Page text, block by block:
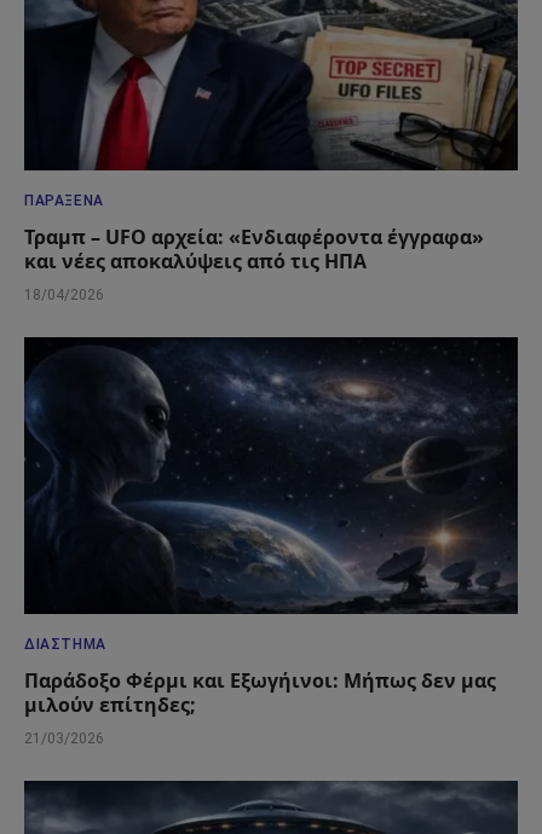
ΠΑΡΆΞΕΝΑ
Τραμπ – UFO αρχεία: «Ενδιαφέροντα έγγραφα»
και νέες αποκαλύψεις από τις ΗΠΑ
18/04/2026
ΔΙΆΣΤΗΜΑ
Παράδοξο Φέρμι και Εξωγήινοι: Μήπως δεν μας
μιλούν επίτηδες;
21/03/2026